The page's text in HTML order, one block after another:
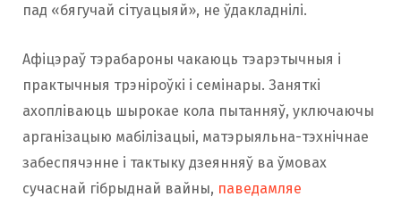
пад «бягучай сітуацыяй», не ўдакладнілі.
Афіцэраў тэрабароны чакаюць тэарэтычныя і
практычныя трэніроўкі і семінары. Заняткі
ахопліваюць шырокае кола пытанняў, уключаючы
арганізацыю мабілізацыі, матэрыяльна-тэхнічнае
забеспячэнне і тактыку дзеянняў ва ўмовах
сучаснай гібрыднай вайны, паведамляе